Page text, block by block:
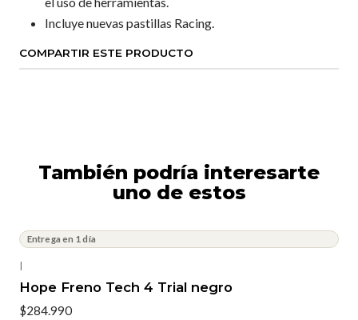
Incluye nuevas pastillas Racing.
COMPARTIR ESTE PRODUCTO
También podría interesarte
uno de estos
Entrega en 1 día
|
Hope Freno Tech 4 Trial negro
$284.990